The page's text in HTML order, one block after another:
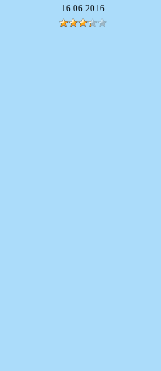
16.06.2016